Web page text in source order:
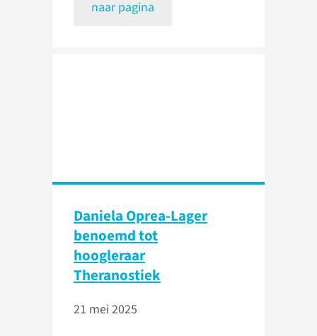
naar pagina
Daniela Oprea-Lager
benoemd tot
hoogleraar
Theranostiek
21 mei 2025